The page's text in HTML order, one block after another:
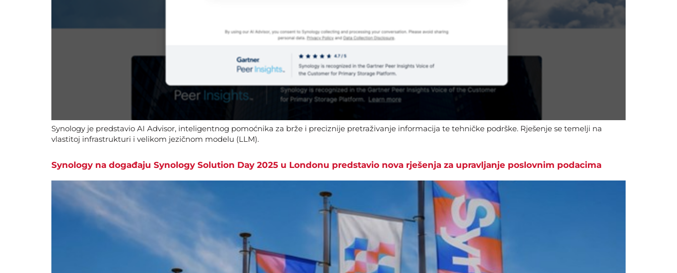
Synology je predstavio AI Advisor, inteligentnog pomoćnika za brže i preciznije pretraživanje informacija te tehničke podrške. Rješenje se temelji na
vlastitoj infrastrukturi i velikom jezičnom modelu (LLM).
Synology na događaju Synology Solution Day 2025 u Londonu predstavio nova rješenja za upravljanje poslovnim podacima